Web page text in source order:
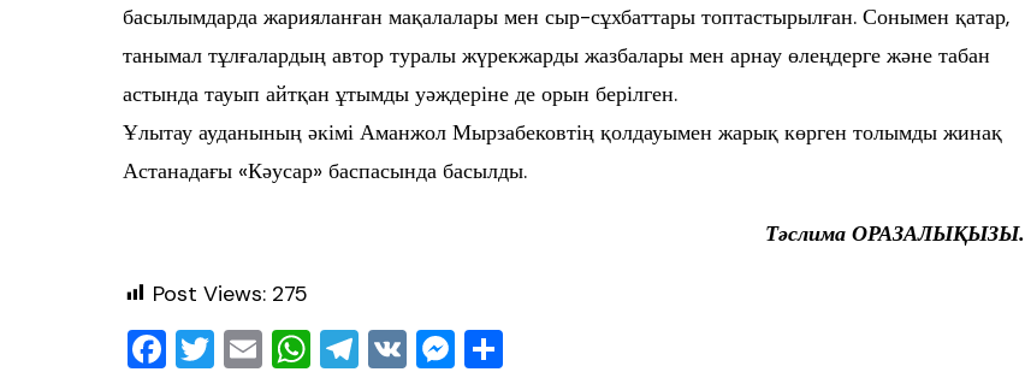
басылымдарда жарияланған мақалалары мен сыр-сұхбаттары топтастырылған. Сонымен қатар,
танымал тұлғалардың автор туралы жүрекжарды жазбалары мен арнау өлеңдерге және табан
астында тауып айтқан ұтымды уәждеріне де орын берілген.
Ұлытау ауданының әкімі Аманжол Мырзабековтің қолдауымен жарық көрген толымды жинақ
Астанадағы «Кәусар» баспасында басылды.
Тәслима ОРАЗАЛЫҚЫЗЫ.
Post Views: 275
F T E W T V M